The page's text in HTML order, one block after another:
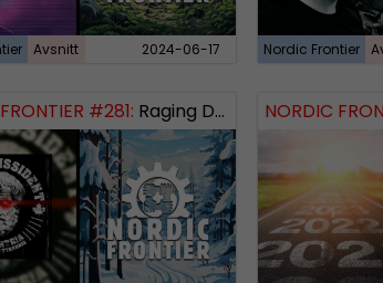
Avsnitt 2024-06-17 Nordic Frontier
#281: Raging Dissident NORDIC